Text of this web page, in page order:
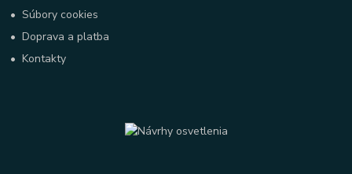
•Súbory cookies
•Doprava a platba
•Kontakty